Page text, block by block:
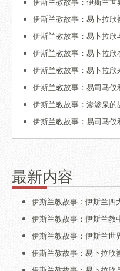
伊斯兰教故事：易卜拉欣
伊斯兰教故事：易卜拉
伊斯兰教故事：易卜拉欣
伊斯兰教故事：易卜拉欣
伊斯兰教故事：易司马仪
伊斯兰教故事：渗渗泉的
伊斯兰教故事：易司马仪
最新内容
伊斯兰教故事：伊斯兰四
伊斯兰教故事：伊斯兰教
伊斯兰教故事：伊斯兰世
伊斯兰教故事：易卜拉欣